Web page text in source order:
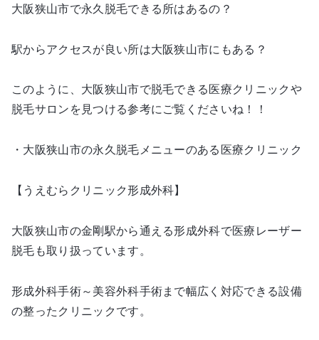
大阪狭山市で永久脱毛できる所はあるの？
駅からアクセスが良い所は大阪狭山市にもある？
このように、大阪狭山市で脱毛できる医療クリニックや
脱毛サロンを見つける参考にご覧くださいね！！
・大阪狭山市の永久脱毛メニューのある医療クリニック
【うえむらクリニック形成外科】
大阪狭山市の金剛駅から通える形成外科で医療レーザー
脱毛も取り扱っています。
形成外科手術～美容外科手術まで幅広く対応できる設備
の整ったクリニックです。